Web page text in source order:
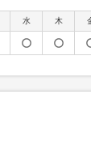
水 木